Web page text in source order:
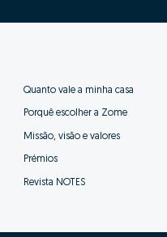
aceleração
venda
Os dados da tua casa
integrados com a nossa
processos, tornando o